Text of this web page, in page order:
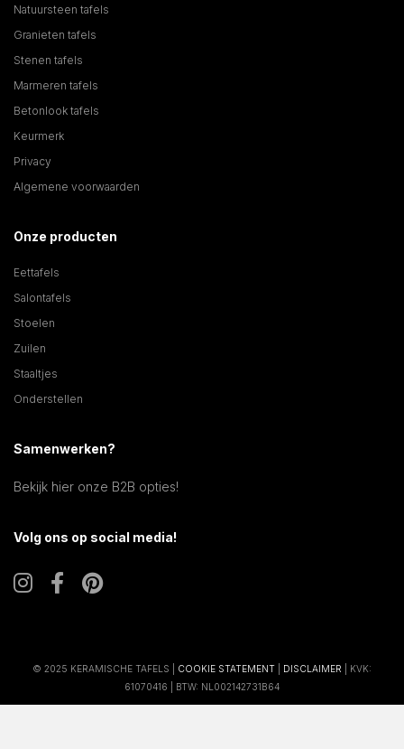
Natuursteen tafels
Granieten tafels
Stenen tafels
Marmeren tafels
Betonlook tafels
Keurmerk
Privacy
Algemene voorwaarden
Onze producten
Eettafels
Salontafels
Stoelen
Zuilen
Staaltjes
Onderstellen
Samenwerken?
Bekijk hier onze B2B opties!
Volg ons op social media!
© 2025 KERAMISCHE TAFELS | COOKIE STATEMENT DISCLAIMER | KVK:
61070416 | BTW: NL002142731B64